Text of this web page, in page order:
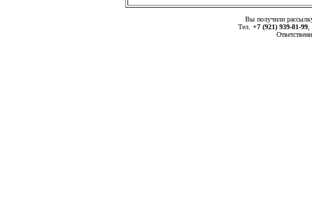
Вы получили
Тел. +7 (921) 939-81-99,